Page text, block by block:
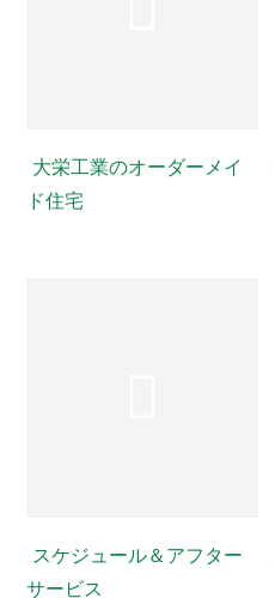
大栄工業のオーダーメイ
ド住宅
スケジュール＆アフター
サービス